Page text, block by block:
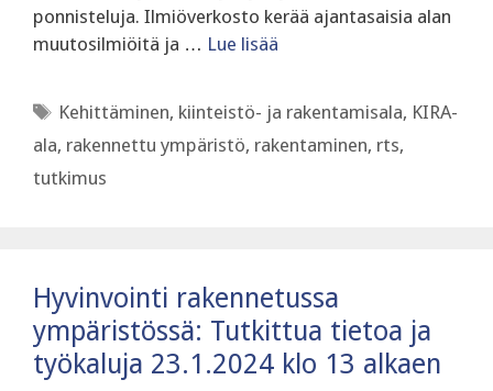
ponnisteluja. Ilmiöverkosto kerää ajantasaisia alan
muutosilmiöitä ja … Lue lisää
Avainsanat
Kehittäminen, kiinteistö- ja rakentamisala, KIRA-
ala, rakennettu ympäristö, rakentaminen, rts,
tutkimus
Hyvinvointi rakennetussa
ympäristössä: Tutkittua tietoa ja
työkaluja 23.1.2024 klo 13 alkaen